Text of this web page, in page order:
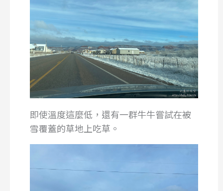
即使溫度這麼低，還有一群牛牛嘗試在被
雪覆蓋的草地上吃草。